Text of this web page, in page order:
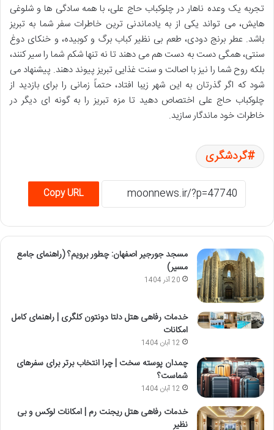
تجربه یک وعده ناهار در چلوکباب حاج علی، با همه سادگی ها و شلوغی
هایش، می تواند یکی از به یادماندنی ترین خاطرات سفر شما به تبریز
باشد. عطر برنج دودی، طعم بی نظیر کباب برگ و کوبیده، و خنکای دوغ
سنتی، همگی دست به دست هم می دهند تا نه تنها شکم شما را سیر کنند،
بلکه روح شما را نیز با اصالت و سنت غذایی تبریز پیوند دهند. پیشنهاد می
شود که اگر گذرتان به این شهر زیبا افتاد، حتماً زمانی را برای بازدید از
چلوکباب حاج علی اختصاص دهید تا مزه تبریز را به گونه ای دیگر در
خاطرات خود ماندگار سازید.
گردشگری
Copy URL
مسجد جورجیر اصفهان: چطور برویم؟ (راهنمای جامع
مسیر)
20 آذر 1404
خدمات رفاهی هتل دلتا دونتون کلگری | راهنمای کامل
امکانات
12 آبان 1404
چمدان پوسته سخت | چرا انتخاب برتر برای سفرهای
شماست؟
12 آبان 1404
خدمات رفاهی هتل ریجنت رم | امکانات لوکس و بی
نظیر